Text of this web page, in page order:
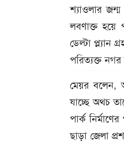
শ্যাওলার
লবণাক্ত হয়ে
ডেল্টা প্ল্যান
পরিত্যক্ত
মেয়র বলেন,
যাচ্ছে অথচ
পার্ক
ছাড়া জেলা